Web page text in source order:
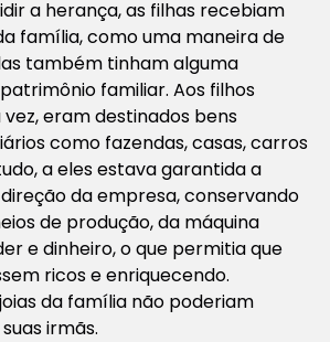
a herança, as filhas recebiam
família, como uma maneira de
também tinham alguma
familiar. Aos filhos
eram destinados bens
como fazendas, casas, carros
a eles estava garantida a
da empresa, conservando
de produção, da máquina
e dinheiro, o que permitia que
ricos e enriquecendo.
da família não poderiam
irmãs.